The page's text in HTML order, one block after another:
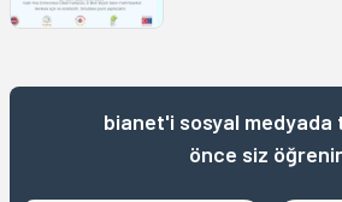
bianet'i sosyal medyada
önce siz